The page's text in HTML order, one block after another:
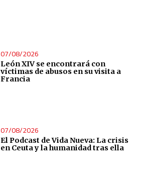
07/08/2026
León XIV se encontrará con
víctimas de abusos en su visita a
Francia
07/08/2026
El Podcast de Vida Nueva: La crisis
en Ceuta y la humanidad tras ella